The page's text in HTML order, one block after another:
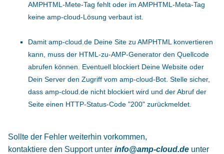
AMPHTML-Mete-Tag fehlt oder im AMPHTML-Meta-Tag
keine amp-cloud-Lösung verbaut ist.
Damit amp-cloud.de Deine Site zu AMPHTML konvertieren
kann, muss der HTML-zu-AMP-Generator den Quellcode
abrufen können. Eventuell blockiert Deine Website oder
Dein Server den Zugriff vom amp-cloud-Bot. Stelle sicher,
dass amp-cloud.de nicht blockiert wird und der Abruf der
Seite einen HTTP-Status-Code "200" zurückmeldet.
Sollte der Fehler weiterhin vorkommen,
kontaktiere den Support unter info@amp-cloud.de unter